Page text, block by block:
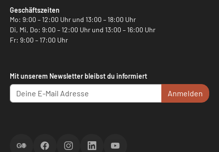
Geschäftszeiten
Mo: 9:00 – 12:00 Uhr und 13:00 – 18:00 Uhr
Di, Mi, Do: 9:00 – 12:00 Uhr und 13:00 – 16:00 Uhr
Fr: 9:00 – 17:00 Uhr
Mit unserem Newsletter bleibst du informiert
Anmelden